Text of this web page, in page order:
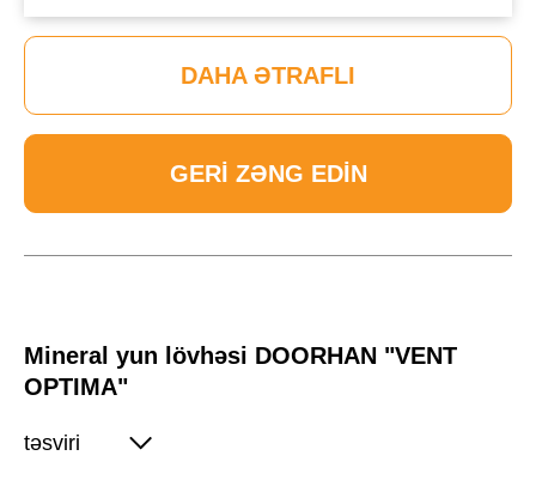
DAHA ƏTRAFLI
GERI ZƏNG EDIN
Mineral yun lövhəsi DOORHAN "VENT
OPTIMA"
təsviri